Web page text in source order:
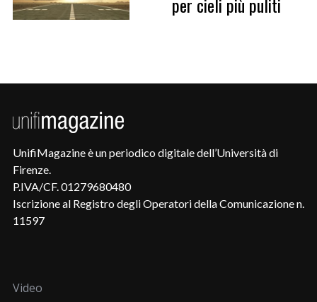
per cieli più puliti
UnifiMagazine è un periodico digitale dell’Università di
Firenze.
P.IVA/CF. 01279680480
Iscrizione al Registro degli Operatori della Comunicazione n.
11597
Video